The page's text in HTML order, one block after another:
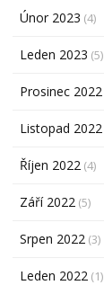
Únor 2023 (4)
Leden 2023 (5)
Prosinec 2022
Listopad 2022
Říjen 2022 (4)
Září 2022 (5)
Srpen 2022 (3)
Leden 2022 (1)